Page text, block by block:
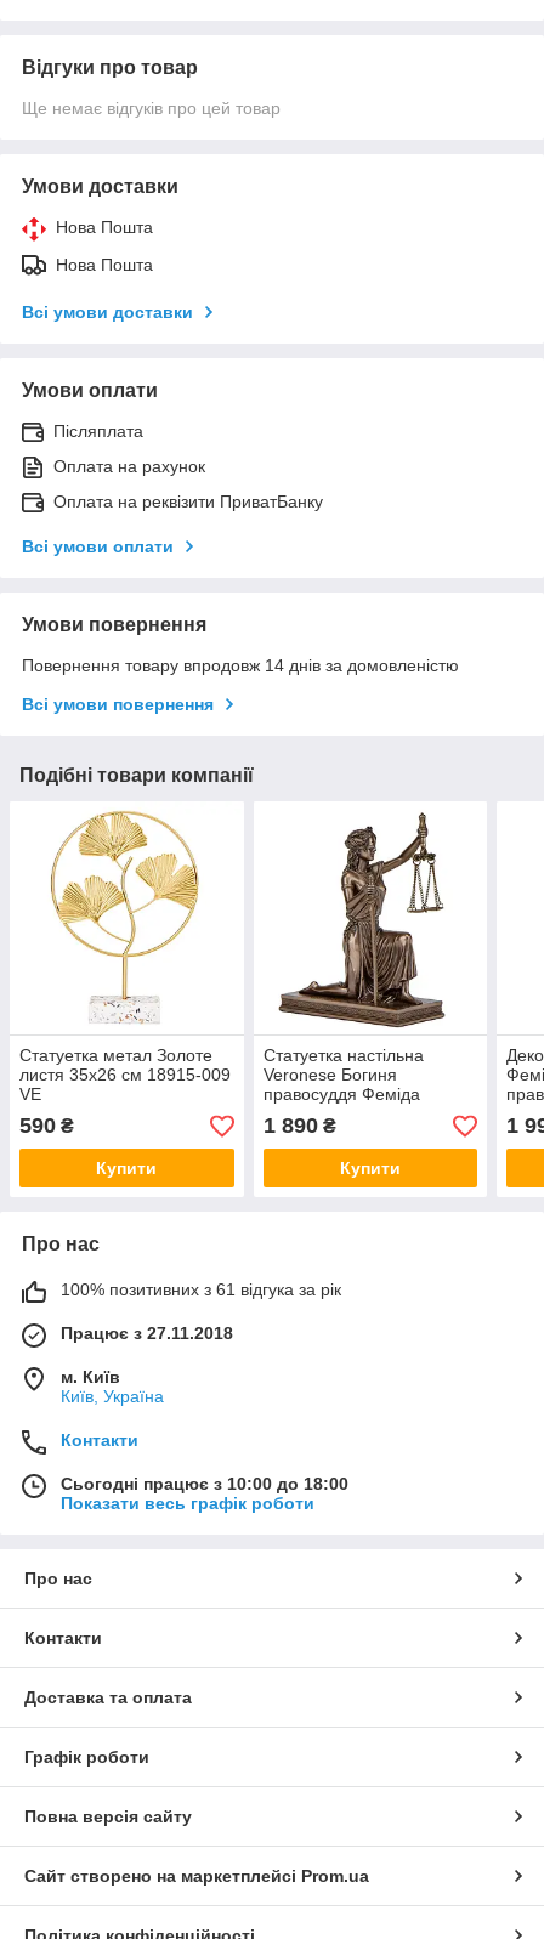
Відгуки про товар
Ще немає відгуків про цей товар
Умови доставки
Нова Пошта
Нова Пошта
Всі умови доставки
Умови оплати
Післяплата
Оплата на рахунок
Оплата на реквізити ПриватБанку
Всі умови оплати
Умови повернення
Повернення товару впродовж 14 днів за домовленістю
Всі умови повернення
Подібні товари компанії
Статуетка метал Золоте
листя 35х26 см 18915-009
VE
590 ₴
Купити
Статуетка настільна
Veronese Богиня
правосуддя Феміда
17х13х8 см 78052A1
фігурка веронезе VE
1 890₴
Купити
1
Про нас
100% позитивних з 61 відгука за рік
Працює з 27.11.2018
м. Київ
Київ, Україна
Контакти
Сьогодні працює з 10:00 до 18:00
Показати весь графік роботи
Про нас
Контакти
Доставка та оплата
Графік роботи
Повна версія сайту
Сайт створено на маркетплейсі Prom.ua